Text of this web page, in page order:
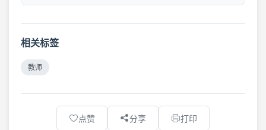
相关标签
教师
点赞 分享 打印